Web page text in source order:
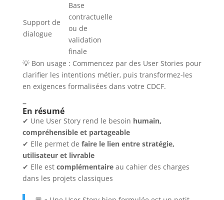
Support de
dialogue
Base
contractuelle
ou de
validation
finale
💡 Bon usage : Commencez par des User Stories pour
clarifier les intentions métier, puis transformez-les
en exigences formalisées dans votre CDCF.
–
En résumé
✔ Une User Story rend le besoin humain,
compréhensible et partageable
✔ Elle permet de faire le lien entre stratégie,
utilisateur et livrable
✔ Elle est complémentaireau cahier des charges
dans les projets classiques